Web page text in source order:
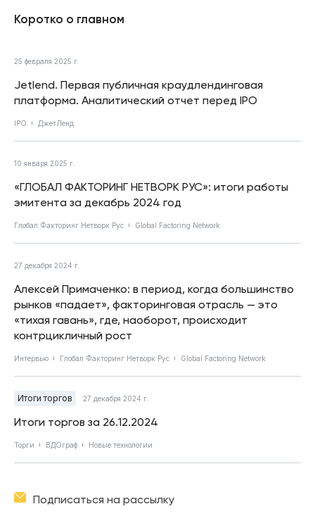
Коротко о главном
25 февраля 2025 г.
Jetlend. Первая публичная краудлендинговая
платформа. Аналитический отчет перед IPO
IPO ДжетЛенд
10 января 2025 г.
«ГЛОБАЛ ФАКТОРИНГ НЕТВОРК РУС»: итоги работы
эмитента за декабрь 2024 год
Глобал Факторинг Нетворк Рус Global Factoring Network
27 декабря 2024 г.
Алексей Примаченко: в период, когда большинство
рынков «падает», факторинговая отрасль — это
«тихая гавань», где, наоборот, происходит
контрцикличный рост
Интервью Глобал Факторинг Нетворк Рус Global Factoring Network
Итоги торгов 27 декабря 2024 г.
Итоги торгов за 26.12.2024
Торги ВДОграф Новые технологии
Подписаться на рассылку